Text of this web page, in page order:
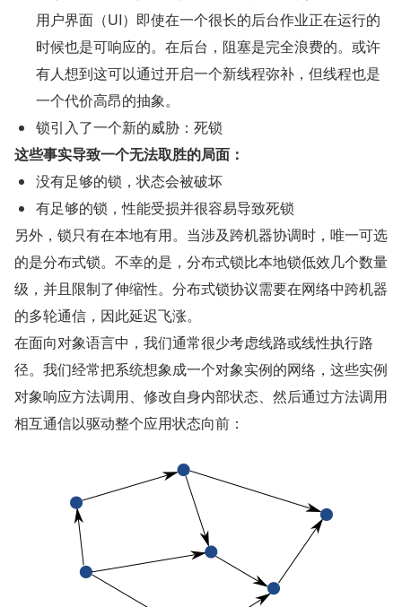
用户界面（UI）即使在一个很长的后台作业正在运行的
时候也是可响应的。在后台，阻塞是完全浪费的。或许
有人想到这可以通过开启一个新线程弥补，但线程也是
一个代价高昂的抽象。
锁引入了一个新的威胁：死锁
这些事实导致一个无法取胜的局面：
没有足够的锁，状态会被破坏
有足够的锁，性能受损并很容易导致死锁
另外，锁只有在本地有用。当涉及跨机器协调时，唯一可选
的是分布式锁。不幸的是，分布式锁比本地锁低效几个数量
级，并且限制了伸缩性。分布式锁协议需要在网络中跨机器
的多轮通信，因此延迟飞涨。
在面向对象语言中，我们通常很少考虑线路或线性执行路
径。我们经常把系统想象成一个对象实例的网络，这些实例
对象响应方法调用、修改自身内部状态、然后通过方法调用
相互通信以驱动整个应用状态向前：